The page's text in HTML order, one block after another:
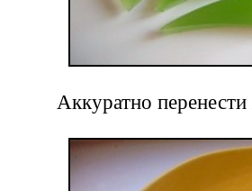
Аккуратно перенести